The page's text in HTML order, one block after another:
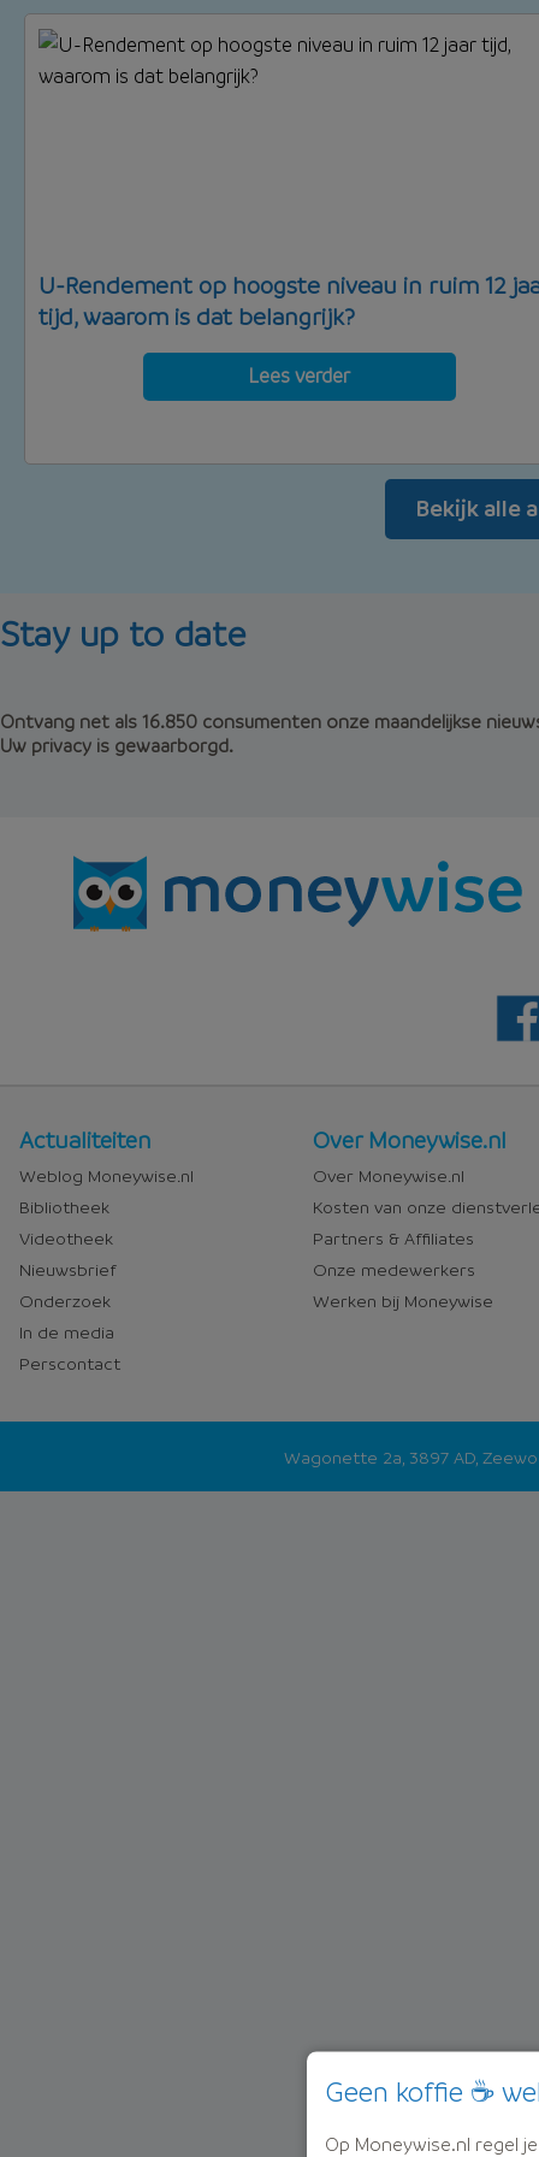
U-Rendement op hoogste niveau in ruim 12
tijd, waarom is dat belangrijk?
Lees verder
Bekijk alle
Stay up to date
Ontvang net als 16.850 consumenten onze maandelijkse
Uw privacy is gewaarborgd.
Nieuws
en
media
Actualiteiten
Weblog Moneywise.nl
Bibliotheek
Videotheek
Nieuwsbrief
Onderzoek
In de media
Perscontact
Over
Moneywise
Over Moneywise.nl
Over Moneywise.nl
Kosten van onze
Partners & Affiliates
Onze medewerkers
Werken bij Moneywise
Wagonette 2a, 3897 AD,
Geen koffie ☕
Op Moneywise.nl regel